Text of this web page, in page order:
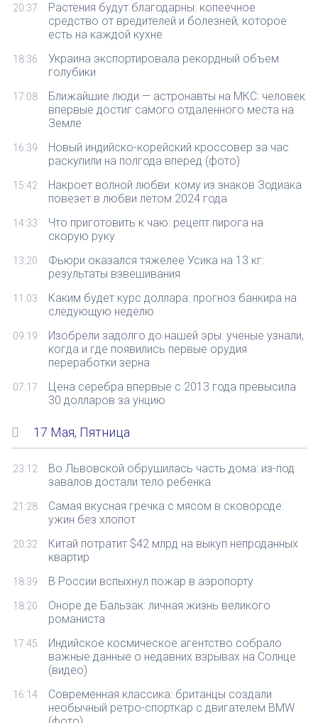
20:37
Растения будут благодарны: копеечное
средство от вредителей и болезней, которое
есть на каждой кухне
18:36
Украина экспортировала рекордный объем
голубики
17:08
Ближайшие люди — астронавты на МКС: человек
впервые достиг самого отдаленного места на
Земле
16:39
Новый индийско-корейский кроссовер за час
раскупили на полгода вперед (фото)
15:42
Накроет волной любви: кому из знаков Зодиака
повезет в любви летом 2024 года
14:33
Что приготовить к чаю: рецепт пирога на
скорую руку
13:20
Фьюри оказался тяжелее Усика на 13 кг:
результаты взвешивания
11:03
Каким будет курс доллара: прогноз банкира на
следующую неделю
09:19
Изобрели задолго до нашей эры: ученые узнали,
когда и где появились первые орудия
переработки зерна
07:17
Цена серебра впервые с 2013 года превысила
30 долларов за унцию
17 Мая, Пятница
23:12
Во Львовской обрушилась часть дома: из-под
завалов достали тело ребенка
21:28
Самая вкусная гречка с мясом в сковороде:
ужин без хлопот
20:32
Китай потратит $42 млрд на выкуп непроданных
квартир
18:39 В России вспыхнул пожар в аэропорту
18:20
Оноре де Бальзак: личная жизнь великого
романиста
17:45
Индийское космическое агентство собрало
важные данные о недавних взрывах на Солнце
(видео)
16:14
Современная классика: британцы создали
необычный ретро-спорткар с двигателем BMW